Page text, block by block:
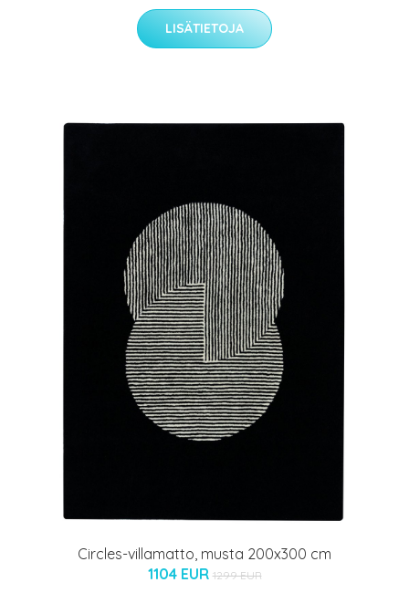
LISÄTIETOJA
Circles-villamatto, musta 200x300 cm
1104 EUR 1299 EUR